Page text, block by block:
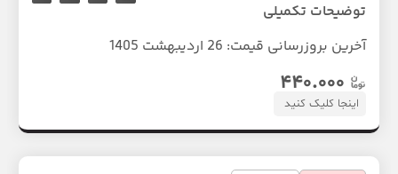
اینجا کلیک کنید
توضیحات تکمیلی
آخرین بروزرسانی قیمت: 26 اردیبهشت 1405